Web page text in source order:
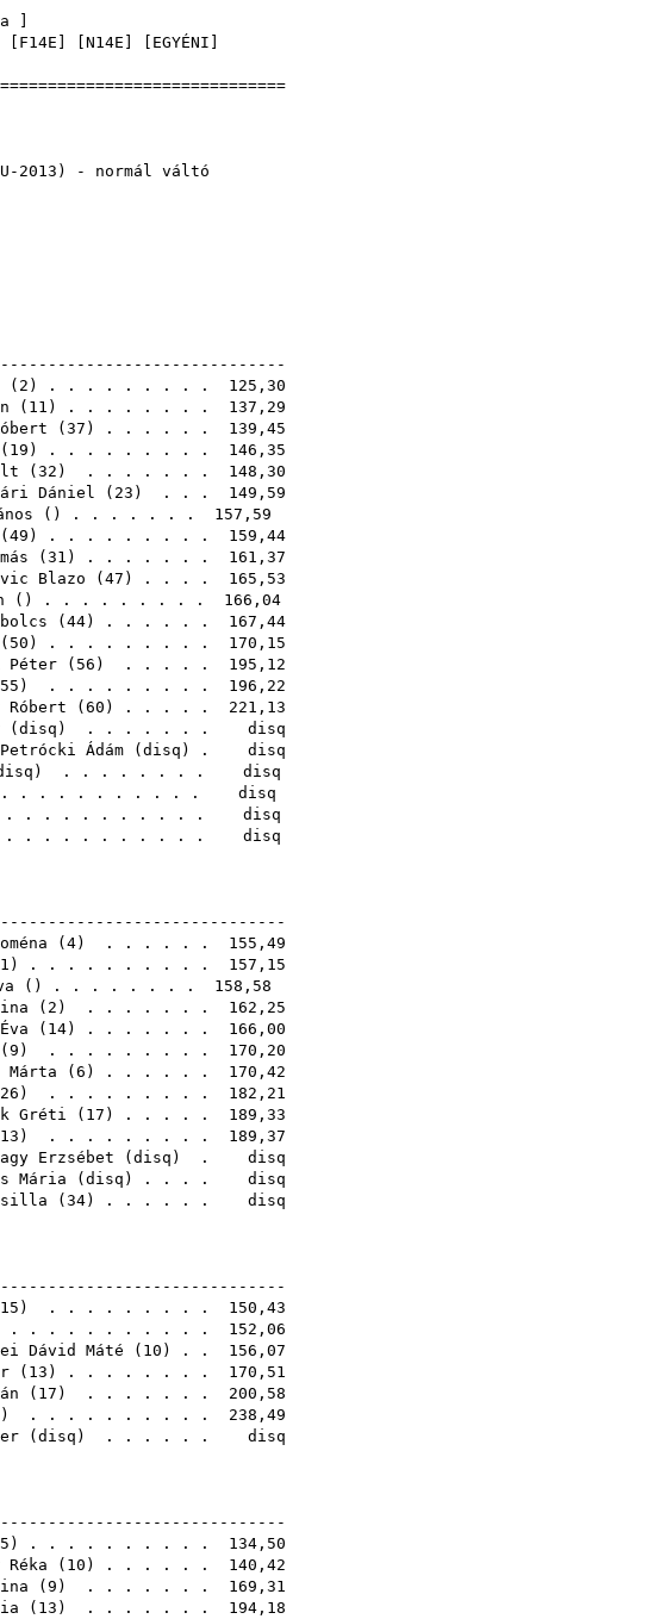
F14E N14E EGYÉNI
U-2013) - normál váltó
( 2 ) . . . . . . . . . 125,30
( 11 ) . . . . . . . . 137,29
( 37 ) . . . . . . 139,45
( 19 ) . . . . . . . . . 146,35
( 32 ) . . . . . . . 148,30
Dániel ( 23 ) . . . 149,59
() . . . . . . . 157,59
( 49 ) . . . . . . . . . 159,44
( 31 ) . . . . . . . 161,37
Blazo ( 47 ) . . . . 165,53
() . . . . . . . . . 166,04
( 44) . . . . . . 167,44
( 50 ) . . . . . . . . . 170,15
Péter ( 56 ) . . . . . 195,12
55 ) . . . . . . . . . 196,22
Róbert ( 60 ) . . . . . 221,13
( disq ) . . . . . . . disq
Petrócki Ádám ( disq ) . disq
) . . . . . . . . disq
. . . . . . . . . . disq
. . . . . . . . . . disq
. . . . . . . . . . . disq
( 4) . . . . . . 155,49
1 ) . . . . . . . . . . 157,15
() . . . . . . . . 158,58
( 2 ) . . . . . . . 162,25
( 14) . . . . . . . 166,00
( 9 ) . . . . . . . . . 170,20
Márta ( 6 ) . . . . . . 170,42
26 ) . . . . . . . . . 182,21
Gréti ( 17 ) . . . . . 189,33
13 ) . . . . . . . . . 189,37
Erzsébet ( disq ) . disq
Mária ( disq ) . . . . disq
( 34) . . . . . . disq
15 ) . . . . . . . . . 150,43
. . . . . . . . . . . 152,06
Dávid Máté ( 10 ) . . 156,07
( 13 ) . . . . . . . . 170,51
( 17 ) . . . . . . . 200,58
) . . . . . . . . . . 238,49
( disq ) . . . . . . disq
5 ) . . . . . . . . . . 134,50
Réka ( 10 ) . . . . . . 140,42
( 9 ) . . . . . . . 169,31
( 13 ) . . . . . . . 194,18